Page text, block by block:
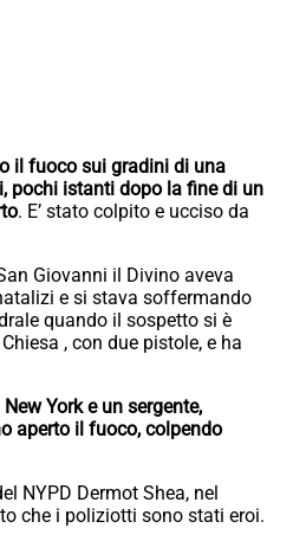
il fuoco sui gradini di una
pochi istanti dopo la fine di un
. E’ stato colpito e ucciso da
Giovanni il Divino aveva
e si stava soffermando
quando il sospetto si è
, con due pistole, e ha
York e un sergente,
aperto il fuoco, colpendo
NYPD Dermot Shea, nel
che i poliziotti sono stati eroi.